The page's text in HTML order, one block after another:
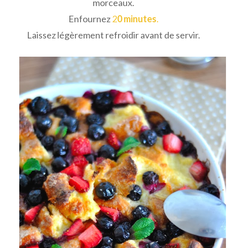
morceaux.
Enfournez20 minutes.
Laissez légèrement refroidir avant de servir.